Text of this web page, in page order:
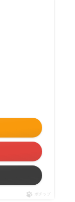
ポチップ